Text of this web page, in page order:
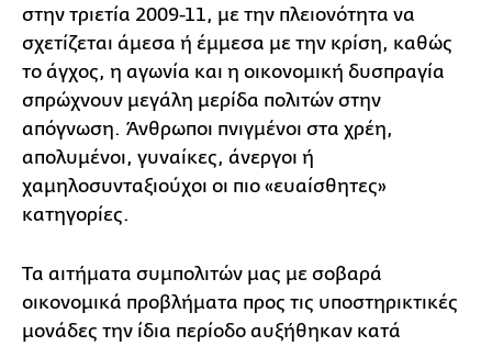
στην τριετία 2009-11, με την πλειονότητα να
σχετίζεται άμεσα ή έμμεσα με την κρίση, καθώς
το άγχος, η αγωνία και η οικονομική δυσπραγία
σπρώχνουν μεγάλη μερίδα πολιτών στην
απόγνωση. Άνθρωποι πνιγμένοι στα χρέη,
απολυμένοι, γυναίκες, άνεργοι ή
χαμηλοσυνταξιούχοι οι πιο «ευαίσθητες»
κατηγορίες.
Τα αιτήματα συμπολιτών μας με σοβαρά
οικονομικά προβλήματα προς τις υποστηρικτικές
μονάδες την ίδια περίοδο αυξήθηκαν κατά